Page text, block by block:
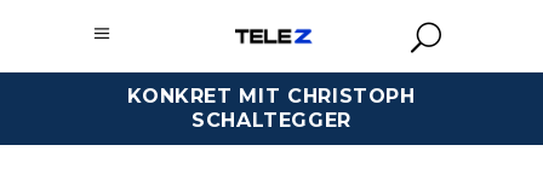
KONKRET MIT CHRISTOPH
SCHALTEGGER